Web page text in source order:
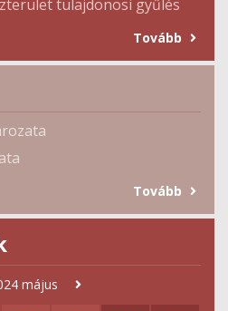
tulajdonosi gyűlés
Tovább
Tovább
május